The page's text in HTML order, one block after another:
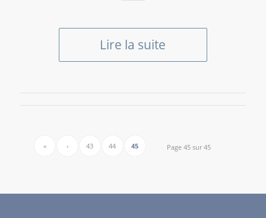
Lire la suite
Page 45 sur 45
« ‹ 43 44 45